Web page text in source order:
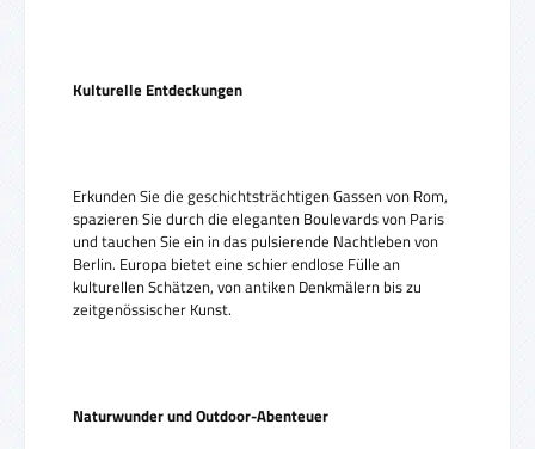
Kulturelle Entdeckungen
Erkunden Sie die geschichtsträchtigen Gassen von Rom,
spazieren Sie durch die eleganten Boulevards von Paris
und tauchen Sie ein in das pulsierende Nachtleben von
Berlin. Europa bietet eine schier endlose Fülle an
kulturellen Schätzen, von antiken Denkmälern bis zu
zeitgenössischer Kunst.
Naturwunder und Outdoor-Abenteuer